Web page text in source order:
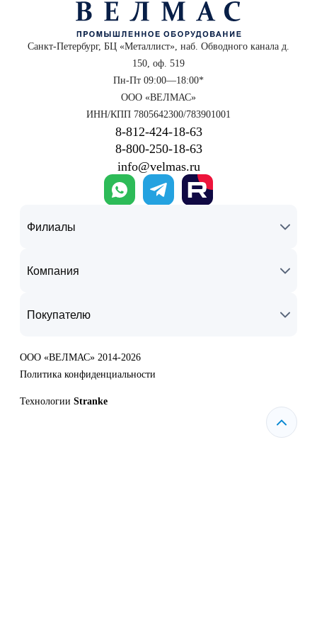
Санкт-Петербург, БЦ «Металлист», наб. Обводного канала д.
150, оф. 519
Пн-Пт 09:00—18:00*
ООО «ВЕЛМАС»
ИНН/КПП 7805642300/783901001
8‑812‑424‑18‑63
8‑800‑250‑18‑63
info@velmas.ru
Филиалы
Компания
Покупателю
ООО «ВЕЛМАС» 2014-2026
Политика конфиденциальности
Технологии Stranke